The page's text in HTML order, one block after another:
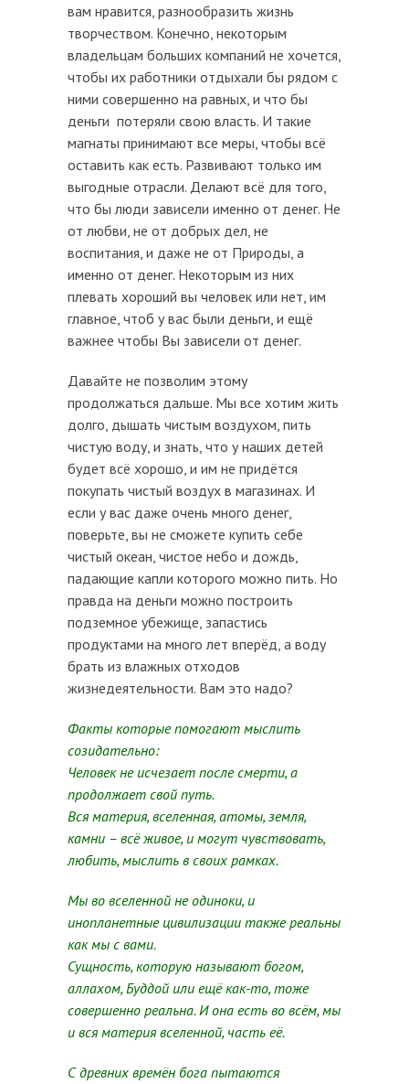
вам нравится, разнообразить жизнь
творчеством. Конечно, некоторым
владельцам больших компаний не хочется,
чтобы их работники отдыхали бы рядом с
ними совершенно на равных, и что бы
деньги потеряли свою власть. И такие
магнаты принимают все меры, чтобы всё
оставить как есть. Развивают только им
выгодные отрасли. Делают всё для того,
что бы люди зависели именно от денег. Не
от любви, не от добрых дел, не
воспитания, и даже не от Природы, а
именно от денег. Некоторым из них
плевать хороший вы человек или нет, им
главное, чтоб у вас были деньги, и ещё
важнее чтобы Вы зависели от денег.
Давайте не позволим этому
продолжаться дальше. Мы все хотим жить
долго, дышать чистым воздухом, пить
чистую воду, и знать, что у наших детей
будет всё хорошо, и им не придётся
покупать чистый воздух в магазинах. И
если у вас даже очень много денег,
поверьте, вы не сможете купить себе
чистый океан, чистое небо и дождь,
падающие капли которого можно пить. Но
правда на деньги можно построить
подземное убежище, запастись
продуктами на много лет вперёд, а воду
брать из влажных отходов
жизнедеятельности. Вам это надо?
Факты которые помогают мыслить
созидательно:
Человек не исчезает после смерти, а
продолжает свой путь.
Вся материя, вселенная, атомы, земля,
камни – всё живое, и могут чувствовать,
любить, мыслить в своих рамках.
Мы во вселенной не одиноки, и
инопланетные цивилизации также реальны
как мы с вами.
Сущность, которую называют богом,
аллахом, Буддой или ещё как-то, тоже
совершенно реальна. И она есть во всём, мы
и вся материя вселенной, часть её.
С древних времён бога пытаются